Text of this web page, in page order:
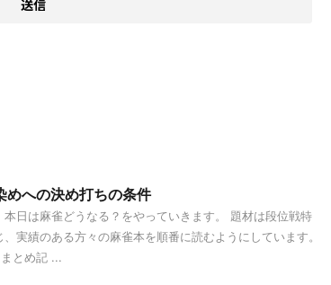
めへの決め打ちの条件
日は麻雀どうなる？をやっていきます。 題材は段位戦特
実績のある方々の麻雀本を順番に読むようにしています。
とめ記 ...